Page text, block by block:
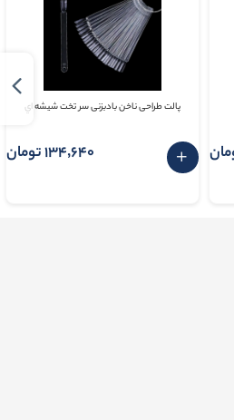
پالت طراحی ناخن بادبزنی سر تخت شيشه اي
134٬640 تومان